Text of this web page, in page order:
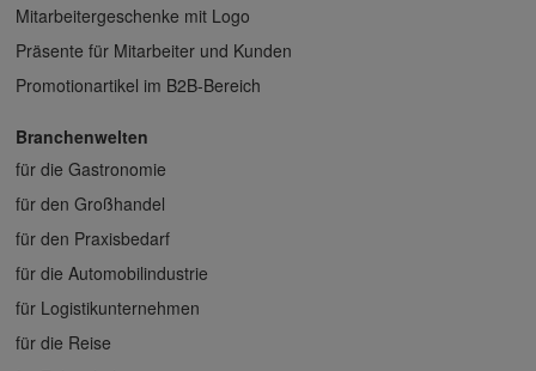
Mitarbeitergeschenke mit Logo
Präsente für Mitarbeiter und Kunden
Promotionartikel im B2B-Bereich
Branchenwelten
für die Gastronomie
für den Großhandel
für den Praxisbedarf
für die Automobilindustrie
für Logistikunternehmen
für die Reise